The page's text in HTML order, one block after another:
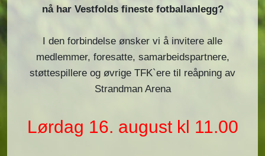
nå har Vestfolds fineste fotballanlegg?
I den forbindelse ønsker vi å invitere alle
medlemmer, foresatte, samarbeidspartnere,
støttespillere og øvrige TFK`ere til reåpning av
Strandman Arena
Lørdag 16. august kl 11.00